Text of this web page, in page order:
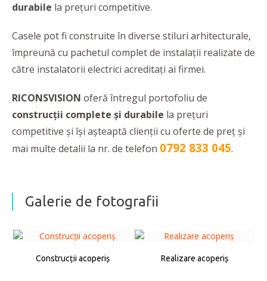
durabile la prețuri competitive.
Casele pot fi construite în diverse stiluri arhitecturale,
împreună cu pachetul complet de instalații realizate de
către instalatorii electrici acreditați ai firmei.
RICONSVISION oferă întregul portofoliu de
construcții complete și durabile la prețuri
competitive și își așteaptă clienții cu oferte de preț și
mai multe detalii la nr. de telefon 0792 833 045.
Galerie de fotografii
Construcții acoperiș Realizare acoperiș